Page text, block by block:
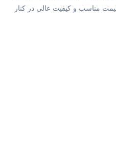
مناسب و کیفیت عالی در کنار